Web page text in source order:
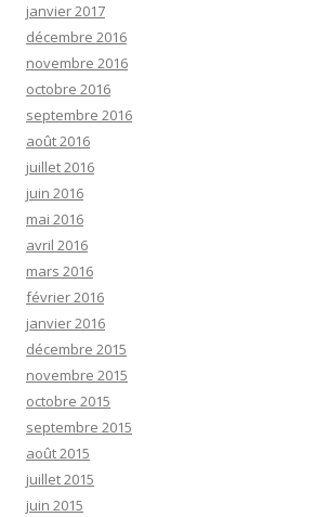
janvier 2017
décembre 2016
novembre 2016
octobre 2016
septembre 2016
août 2016
juillet 2016
juin 2016
mai 2016
avril 2016
mars 2016
février 2016
janvier 2016
décembre 2015
novembre 2015
octobre 2015
septembre 2015
août 2015
juillet 2015
juin 2015